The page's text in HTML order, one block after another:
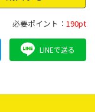
必要ポイント： 190pt
LINEで送る